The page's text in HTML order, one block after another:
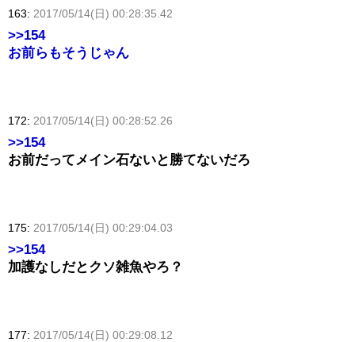
163: 2017/05/14(日) 00:28:35.42
>>154
お前らもそうじゃん
172: 2017/05/14(日) 00:28:52.26
>>154
お前だってメイン石ないと勝てないだろ
175: 2017/05/14(日) 00:29:04.03
>>154
加護なしだとクソ雑魚やろ？
177: 2017/05/14(日) 00:29:08.12